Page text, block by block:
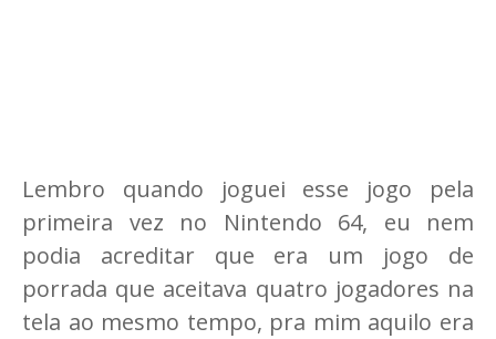
Lembro quando joguei esse jogo pela
primeira vez no Nintendo 64, eu nem
podia acreditar que era um jogo de
porrada que aceitava quatro jogadores na
tela ao mesmo tempo, pra mim aquilo era